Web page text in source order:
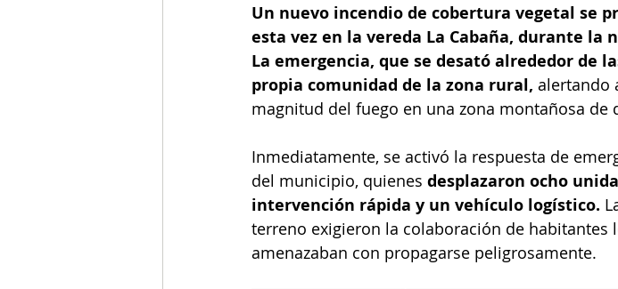
Un nuevo incendio de cobertura vegetal se
esta vez en la vereda La Cabaña, durante la
La emergencia, que se desató alrededor de
propia comunidad de la zona rural, alertando
magnitud del fuego en una zona montañosa de
Inmediatamente, se activó la respuesta de
del municipio, quienes desplazaron ocho
intervención rápida y un vehículo logístico.
terreno exigieron la colaboración de habitantes
amenazaban con propagarse peligrosamente.